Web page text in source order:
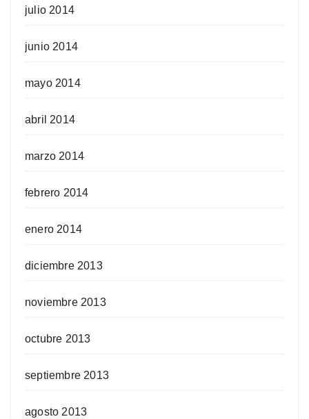
julio 2014
junio 2014
mayo 2014
abril 2014
marzo 2014
febrero 2014
enero 2014
diciembre 2013
noviembre 2013
octubre 2013
septiembre 2013
agosto 2013